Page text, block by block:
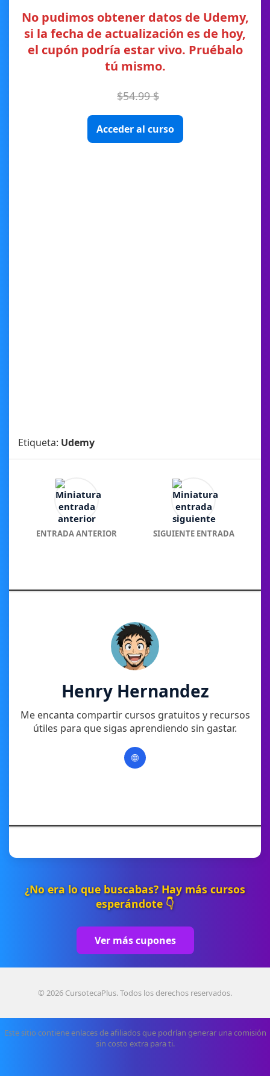
No pudimos obtener datos de Udemy,
si la fecha de actualización es de hoy,
el cupón podría estar vivo. Pruébalo
tú mismo.
$54.99 $
Acceder al curso
Etiqueta: Udemy
ENTRADA ANTERIOR SIGUIENTE ENTRADA
Henry Hernandez
Me encanta compartir cursos gratuitos y recursos
útiles para que sigas aprendiendo sin gastar.
🌐
¿No era lo que buscabas? Hay más cursos
esperándote 👇
Ver más cupones
© 2026 CursotecaPlus. Todos los derechos reservados.
Este sitio contiene enlaces de afiliados que podrían generar una comisión
sin costo extra para ti.